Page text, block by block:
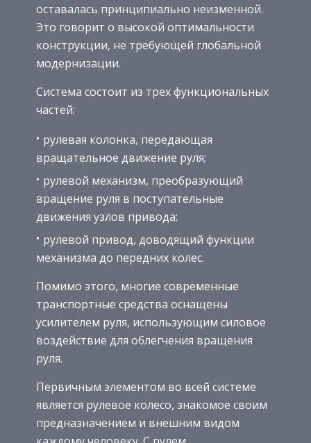
оставалась принципиально неизменной.
Это говорит о высокой оптимальности
конструкции, не требующей глобальной
модернизации.
Система состоит из трех функциональных
частей:
рулевая колонка, передающая
вращательное движение руля;
рулевой механизм, преобразующий
вращение руля в поступательные
движения узлов привода;
рулевой привод, доводящий функции
механизма до передних колес.
Помимо этого, многие современные
транспортные средства оснащены
усилителем руля, использующим силовое
воздействие для облегчения вращения
руля.
Первичным элементом во всей системе
является рулевое колесо, знакомое своим
предназначением и внешним видом